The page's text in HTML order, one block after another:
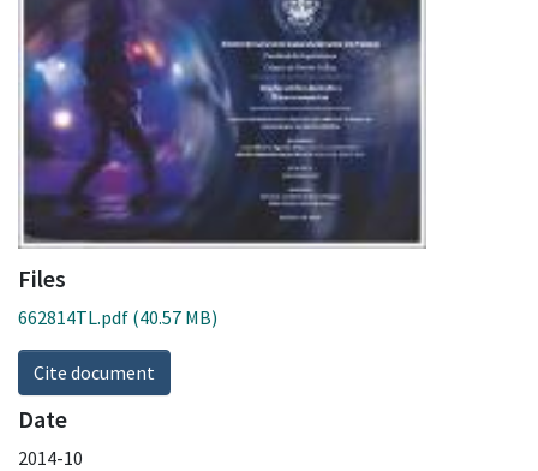
Files
662814TL.pdf (40.57 MB)
Cite document
Date
2014-10